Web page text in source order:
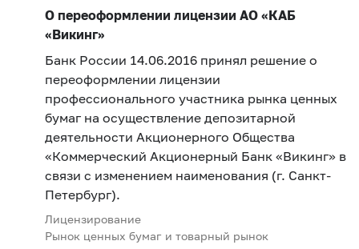
О переоформлении лицензии АО «КАБ
«Викинг»
Банк России 14.06.2016 принял решение о
переоформлении лицензии
профессионального участника рынка ценных
бумаг на осуществление депозитарной
деятельности Акционерного Общества
«Коммерческий Акционерный Банк «Викинг» в
связи с изменением наименования (г. Санкт-
Петербург).
Лицензирование
Рынок ценных бумаг и товарный рынок